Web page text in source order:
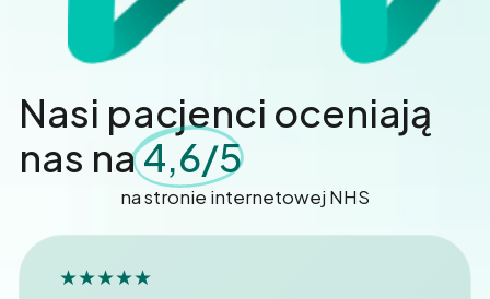
Nasi pacjenci oceniają
nas na4,6/5
na stronie internetowej NHS
★★★★★